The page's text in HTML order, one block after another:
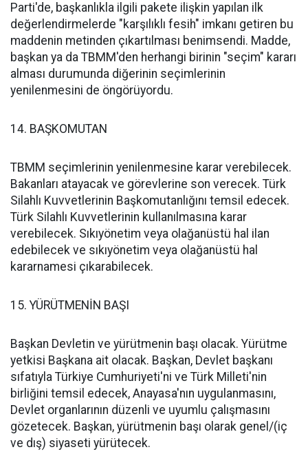
Parti'de, başkanlıkla ilgili pakete ilişkin yapılan ilk
değerlendirmelerde "karşılıklı fesih" imkanı getiren bu
maddenin metinden çıkartılması benimsendi. Madde,
başkan ya da TBMM'den herhangi birinin "seçim" kararı
alması durumunda diğerinin seçimlerinin
yenilenmesini de öngörüyordu.
14. BAŞKOMUTAN
TBMM seçimlerinin yenilenmesine karar verebilecek.
Bakanları atayacak ve görevlerine son verecek. Türk
Silahlı Kuvvetlerinin Başkomutanlığını temsil edecek.
Türk Silahlı Kuvvetlerinin kullanılmasına karar
verebilecek. Sıkıyönetim veya olağanüstü hal ilan
edebilecek ve sıkıyönetim veya olağanüstü hal
kararnamesi çıkarabilecek.
15. YÜRÜTMENİN BAŞI
Başkan Devletin ve yürütmenin başı olacak. Yürütme
yetkisi Başkana ait olacak. Başkan, Devlet başkanı
sıfatıyla Türkiye Cumhuriyeti'ni ve Türk Milleti'nin
birliğini temsil edecek, Anayasa'nın uygulanmasını,
Devlet organlarının düzenli ve uyumlu çalışmasını
gözetecek. Başkan, yürütmenin başı olarak genel/(iç
ve dış) siyaseti yürütecek.